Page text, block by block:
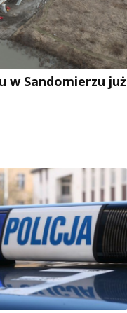
w Sandomierzu już